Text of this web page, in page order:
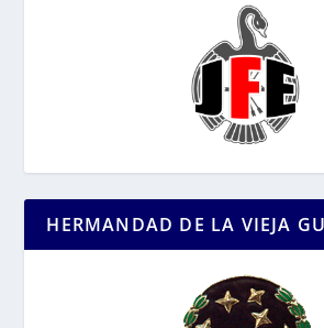
HERMANDAD DE LA VIEJA